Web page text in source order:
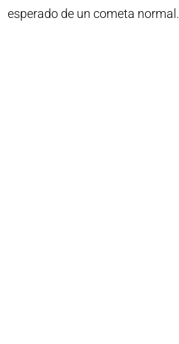
esperado de un cometa normal.